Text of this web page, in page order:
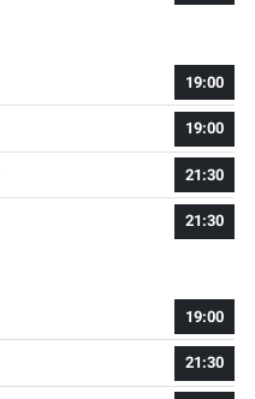
19:00
19:00
21:30
21:30
19:00
21:30